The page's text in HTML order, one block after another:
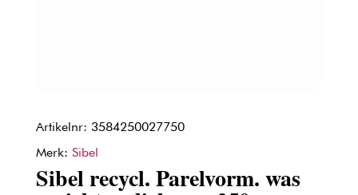
Artikelnr: 3584250027750
Merk: Sibel
Sibel recycl. Parelvorm. was